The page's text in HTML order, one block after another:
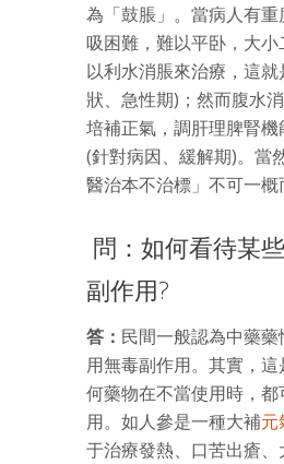
為「鼓脹」。當病人有
吸困難，難以平卧，大
以利水消脹來治療，這
狀、急性期)；然而腹水
培補正氣，調肝理脾腎
(針對病因、緩解期)。當
醫治本不治標」不可一概
問：如何看待某
副作用?
答： 民間一般認為中藥
用無毒副作用。其實，
何藥物在不當使用時，
用。如人參是一種大補元
于治療發熱、口苦出瘡、